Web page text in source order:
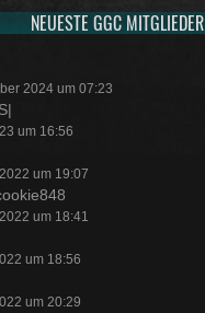
NEUESTE GGC MITGLIEDER
2024 um 07:23
um 16:56
um 19:07
um 18:41
um 18:56
um 20:29